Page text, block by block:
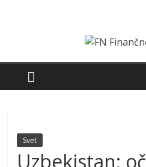
FN
Finančné
Noviny
Denník
Svet
Uzbekistan: